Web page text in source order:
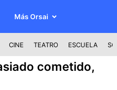
Más Orsai
CINE TEATRO ESCUELA
cometido,